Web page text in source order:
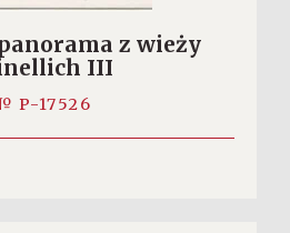
z wieży
III
P-17526